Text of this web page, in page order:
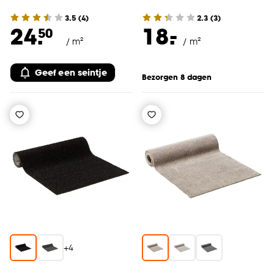
3.5 (4)
24.50
/ m²
Geef een seintje
2.3 (3)
18.
- / m²
Bezorgen 8 dagen
+4